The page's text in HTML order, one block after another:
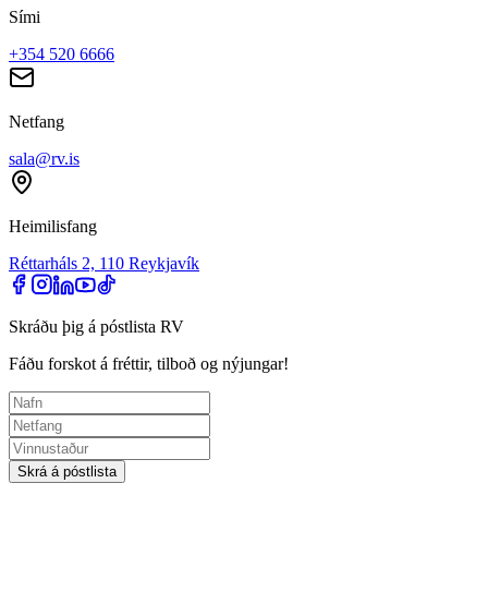
Sími
+354 520 6666
Netfang
sala@rv.is
Heimilisfang
Réttarháls 2, 110 Reykjavík
Skráðu þig á póstlista RV
Fáðu forskot á fréttir, tilboð og nýjungar!
Skrá á póstlista